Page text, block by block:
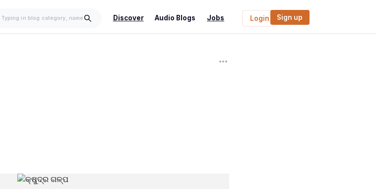
Discover Audio Blogs Jobs Login Sign up